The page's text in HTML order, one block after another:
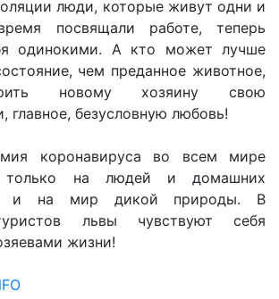
люди, которые живут одни и
посвящали работе, теперь
одинокими. А кто может лучше
чем преданное животное,
новому хозяину свою
главное, безусловную любовь!
коронавируса во всем мире
только на людей и домашних
и на мир дикой природы. В
львы чувствуют себя
жизни!